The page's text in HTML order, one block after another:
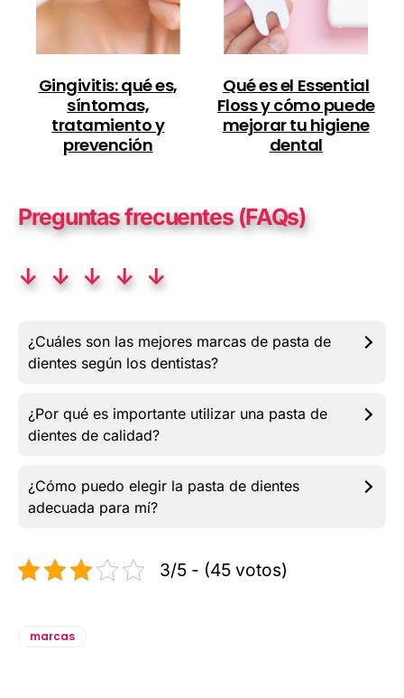
Gingivitis: qué es,
síntomas,
tratamiento y
prevención
Qué es el Essential
Floss y cómo puede
mejorar tu higiene
dental
Preguntas frecuentes (FAQs)
↓ ↓ ↓ ↓ ↓
¿Cuáles son las mejores marcas de pasta de
dientes según los dentistas?
¿Por qué es importante utilizar una pasta de
dientes de calidad?
¿Cómo puedo elegir la pasta de dientes
adecuada para mí?
3/5 - (45 votos)
marcas